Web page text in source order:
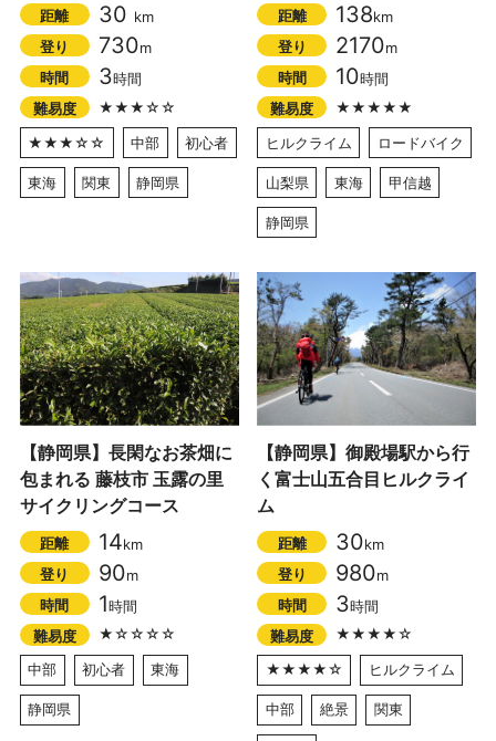
距離 30 km
登り
730m
時間
3時間
難易度
★★★☆☆
★★★☆☆
中部 初心者
東海 関東 静岡県
距離 138km
登り
2170m
時間
10時間
難易度
★★★★★
ヒルクライム
ロードバイク
山梨県 東海 甲信越
静岡県
【静岡県】長閑なお茶畑に
包まれる 藤枝市 玉露の里
サイクリングコース
距離 14km
登り
90m
時間
1時間
難易度
★☆☆☆☆
中部
初心者 東海
静岡県
【静岡県】御殿場駅から行
く富士山五合目ヒルクライ
ム
距離 30km
登り
980m
時間
3時間
難易度
★★★★☆
★★★★☆
ヒルクライム
中部 絶景 関東